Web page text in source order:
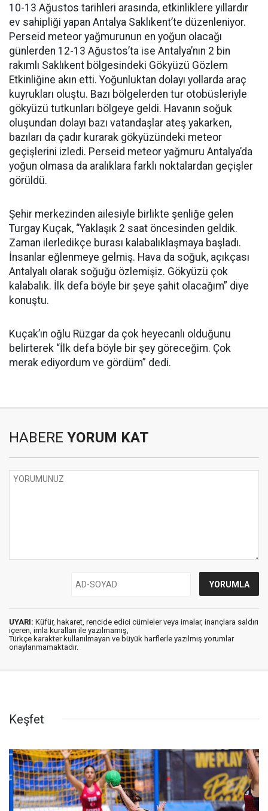
10-13 Ağustos tarihleri arasında, etkinliklere yıllardır
ev sahipliği yapan Antalya Saklıkent’te düzenleniyor.
Perseid meteor yağmurunun en yoğun olacağı
günlerden 12-13 Ağustos’ta ise Antalya’nın 2 bin
rakımlı Saklıkent bölgesindeki Gökyüzü Gözlem
Etkinliğine akın etti. Yoğunluktan dolayı yollarda araç
kuyrukları oluştu. Bazı bölgelerden tur otobüsleriyle
gökyüzü tutkunları bölgeye geldi. Havanın soğuk
oluşundan dolayı bazı vatandaşlar ateş yakarken,
bazıları da çadır kurarak gökyüzündeki meteor
geçişlerini izledi. Perseid meteor yağmuru Antalya’da
yoğun olmasa da aralıklara farklı noktalardan geçişler
görüldü.
Şehir merkezinden ailesiyle birlikte şenliğe gelen
Turgay Kuçak, “Yaklaşık 2 saat öncesinden geldik.
Zaman ilerledikçe burası kalabalıklaşmaya başladı.
İnsanlar eğlenmeye gelmiş. Hava da soğuk, açıkçası
Antalyalı olarak soğuğu özlemişiz. Gökyüzü çok
kalabalık. İlk defa böyle bir şeye şahit olacağım” diye
konuştu.
Kuçak’ın oğlu Rüzgar da çok heyecanlı olduğunu
belirterek “İlk defa böyle bir şey göreceğim. Çok
merak ediyordum ve gördüm” dedi.
HABERE YORUM KAT
UYARI: Küfür, hakaret, rencide edici cümleler veya imalar, inançlara saldırı
içeren, imla kuralları ile yazılmamış,
Türkçe karakter kullanılmayan ve büyük harflerle yazılmış yorumlar
onaylanmamaktadır.
Keşfet